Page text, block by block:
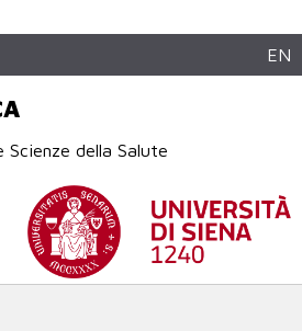
EN
Scienze della Salute